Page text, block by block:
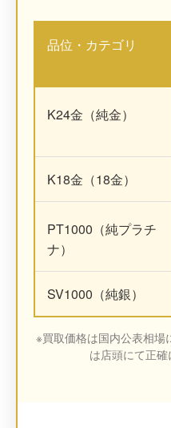
品位・カテゴリ
K24金（純金）
K18金（18金）
PT1000（純プラチ
ナ）
SV1000（純銀）
※買取価格は国内公表相場
は店頭にて正確